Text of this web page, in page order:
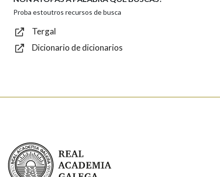
Texto de verificación
Proba estoutros recursos de busca
Tergal
Dicionario de dicionarios
Real Academia Galega